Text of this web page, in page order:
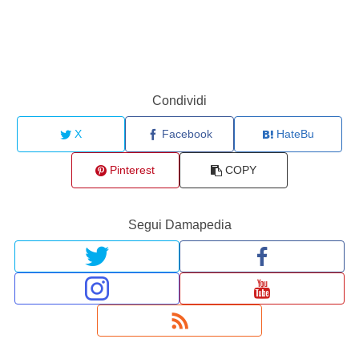
Condividi
X Facebook HateBu
Pinterest COPY
Segui Damapedia